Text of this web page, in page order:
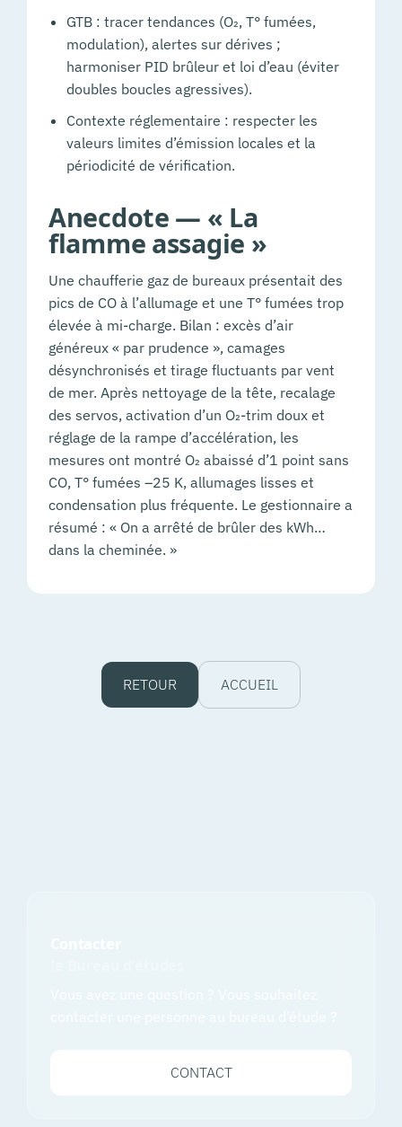
GTB : tracer tendances (O₂, T° fumées,
modulation), alertes sur dérives ;
harmoniser PID brûleur et loi d’eau (éviter
doubles boucles agressives).
Contexte réglementaire : respecter les
valeurs limites d’émission locales et la
périodicité de vérification.
Anecdote — « La
flamme assagie »
Une chaufferie gaz de bureaux présentait des
pics de CO à l’allumage et une T° fumées trop
élevée à mi-charge. Bilan : excès d’air
généreux « par prudence », camages
désynchronisés et tirage fluctuants par vent
de mer. Après nettoyage de la tête, recalage
des servos, activation d’un O₂-trim doux et
réglage de la rampe d’accélération, les
mesures ont montré O₂ abaissé d’1 point sans
CO, T° fumées –25 K, allumages lisses et
condensation plus fréquente. Le gestionnaire a
résumé : « On a arrêté de brûler des kWh…
dans la cheminée. »
RETOUR ACCUEIL
CONTACT